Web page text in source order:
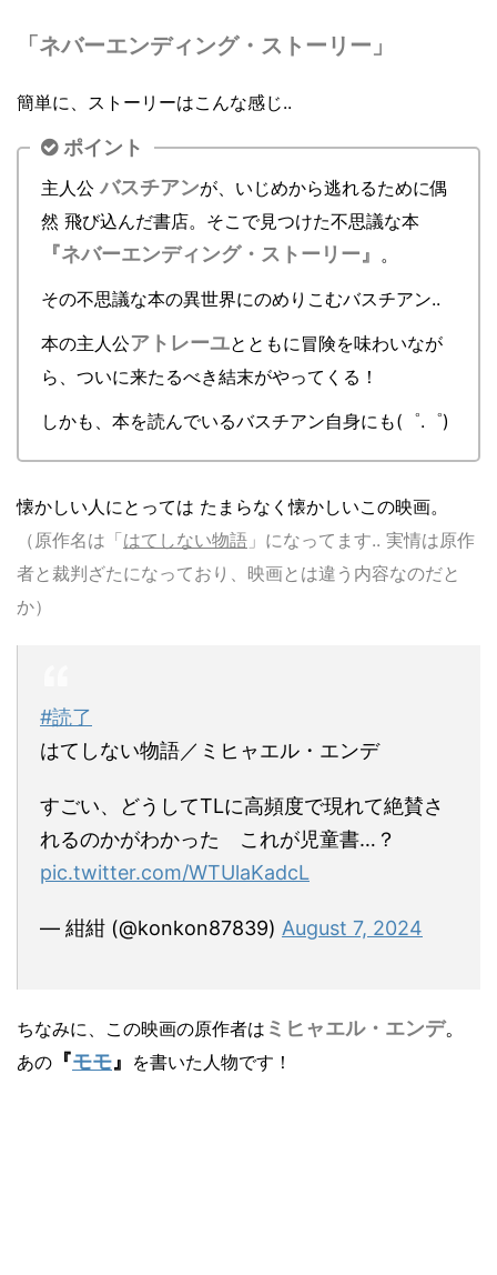
「ネバーエンディング・ストーリー」
簡単に、ストーリーはこんな感じ..
ポイント
主人公 バスチアンが、いじめから逃れるために偶
然 飛び込んだ書店。 そこで見つけた不思議な本
『ネバーエンディング・ストーリー』 。
その不思議な本の異世界にのめりこむバスチアン..
本の主人公アトレーユとともに冒険を味わいなが
ら、 ついに来たるべき結末がやってくる！
しかも、本を読んでいるバスチアン自身にも(゜.゜)
懐かしい人にとっては たまらなく懐かしいこの映画。
（原作名は「はてしない物語 」になってます.. 実情は原作
者と裁判ざたになっており、映画とは違う内容なのだと
か）
#読了
はてしない物語／ミヒャエル・エンデ
すごい、どうしてTLに高頻度で現れて絶賛さ
れるのかがわかった これが児童書…？
pic.twitter.com/WTUlaKadcL
— 紺紺 (@konkon87839) August 7, 2024
ちなみに、この映画の原作者は ミヒャエル・エンデ。
あの 『モモ』 を書いた人物です！